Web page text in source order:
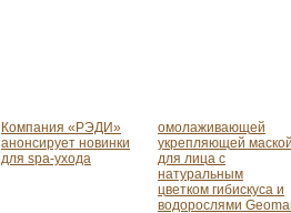
Компания «РЭДИ»
анонсирует новинки
для spa-ухода
омолаживающей
укрепляющей
для лица с
натуральным
цветком гибискуса и
водорослями